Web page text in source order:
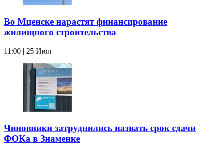
Во Мценске нарастят финансирование
жилищного строительства
11:00 | 25 Июл
Чиновники затруднились назвать срок сдачи
ФОКа в Знаменке